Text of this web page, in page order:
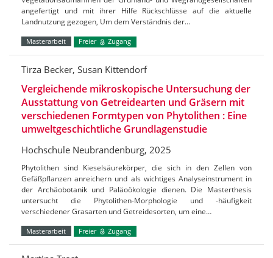
angefertigt und mit ihrer Hilfe Rückschlüsse auf die aktuelle
Landnutzung gezogen, Um dem Verständnis der…
Masterarbeit Freier Zugang
Tirza Becker, Susan Kittendorf
Vergleichende mikroskopische Untersuchung der
Ausstattung von Getreidearten und Gräsern mit
verschiedenen Formtypen von Phytolithen : Eine
umweltgeschichtliche Grundlagenstudie
Hochschule Neubrandenburg, 2025
Phytolithen sind Kieselsäurekörper, die sich in den Zellen von
Gefäßpflanzen anreichern und als wichtiges Analyseinstrument in
der Archäobotanik und Paläoökologie dienen. Die Masterthesis
untersucht die Phytolithen-Morphologie und -häufigkeit
verschiedener Grasarten und Getreidesorten, um eine…
Masterarbeit Freier Zugang